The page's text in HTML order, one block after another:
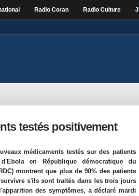
Radio Coran Radio Culture
testés positivement
médicaments testés sur des patients
en République démocratique du
montrent que plus de 90% des patients
s'ils sont traités dans les trois jours
des symptômes, a déclaré mardi